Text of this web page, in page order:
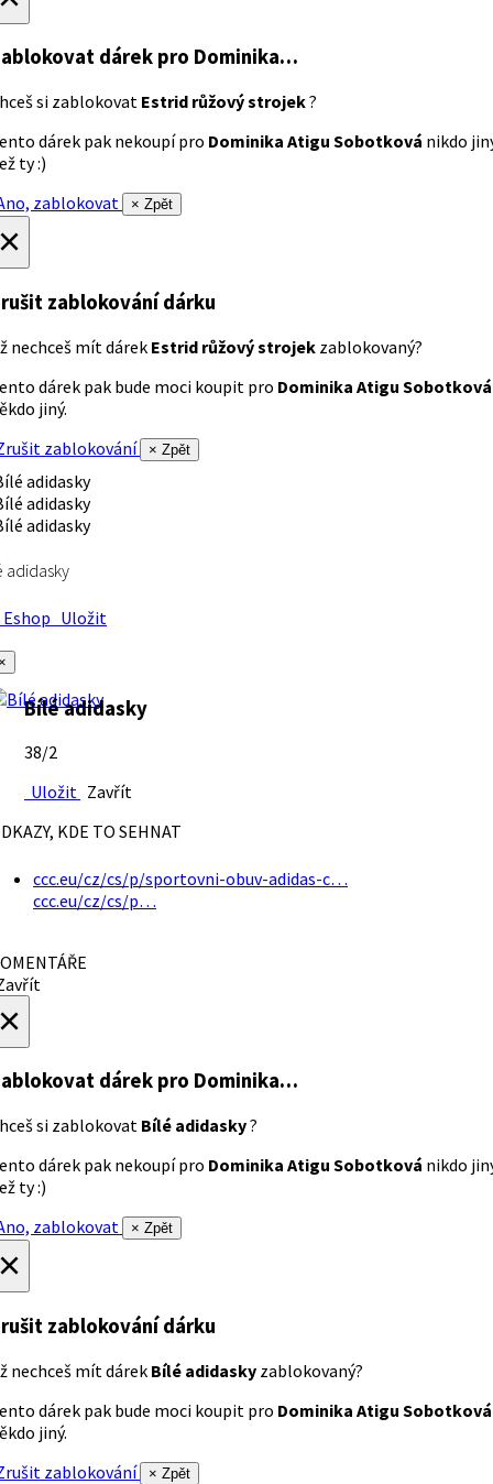
dárek pro Dominika…
si zablokovat Estrid růžový strojek?
dárek pak nekoupí pro Dominika Atigu Sobotková nikdo
ty :)
zablokovat
× Zpět
zablokování dárku
nechceš mít dárek Estrid růžový strojek zablokovaný?
dárek pak bude moci koupit pro Dominika Atigu Sobotková
jiný.
zablokování
× Zpět
adidasky
Uložit
Bílé adidasky
38/2
Uložit Zavřít
KDE TO SEHNAT
ccc.eu/cz/cs/p/sportovni-obuv-adidas-c…
ccc.eu/cz/cs/p…
dárek pro Dominika…
si zablokovat Bílé adidasky?
dárek pak nekoupí pro Dominika Atigu Sobotková nikdo
ty :)
zablokovat
× Zpět
zablokování dárku
nechceš mít dárek Bílé adidasky zablokovaný?
dárek pak bude moci koupit pro Dominika Atigu Sobotková
jiný.
zablokování
× Zpět